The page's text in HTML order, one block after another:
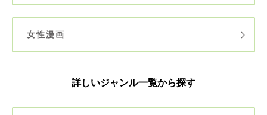
女性漫画
詳しいジャンル一覧から探す